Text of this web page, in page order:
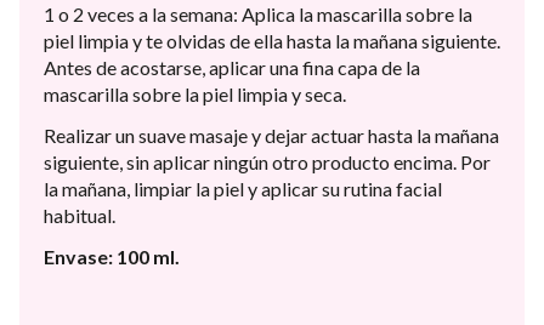
1 o 2 veces a la semana: Aplica la mascarilla sobre la
piel limpia y te olvidas de ella hasta la mañana siguiente.
Antes de acostarse, aplicar una fina capa de la
mascarilla sobre la piel limpia y seca.
Realizar un suave masaje y dejar actuar hasta la mañana
siguiente, sin aplicar ningún otro producto encima. Por
la mañana, limpiar la piel y aplicar su rutina facial
habitual.
Envase: 100 ml.